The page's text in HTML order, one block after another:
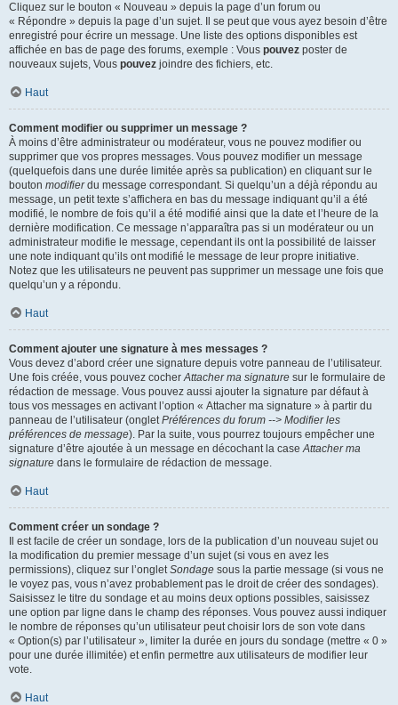
Cliquez sur le bouton « Nouveau » depuis la page d’un forum ou
« Répondre » depuis la page d’un sujet. Il se peut que vous ayez besoin d’être
enregistré pour écrire un message. Une liste des options disponibles est
affichée en bas de page des forums, exemple : Vous pouvez poster de
nouveaux sujets, Vous pouvez joindre des fichiers, etc.
Haut
Comment modifier ou supprimer un message ?
À moins d’être administrateur ou modérateur, vous ne pouvez modifier ou
supprimer que vos propres messages. Vous pouvez modifier un message
(quelquefois dans une durée limitée après sa publication) en cliquant sur le
bouton modifierdu message correspondant. Si quelqu’un a déjà répondu au
message, un petit texte s’affichera en bas du message indiquant qu’il a été
modifié, le nombre de fois qu’il a été modifié ainsi que la date et l’heure de la
dernière modification. Ce message n’apparaîtra pas si un modérateur ou un
administrateur modifie le message, cependant ils ont la possibilité de laisser
une note indiquant qu’ils ont modifié le message de leur propre initiative.
Notez que les utilisateurs ne peuvent pas supprimer un message une fois que
quelqu’un y a répondu.
Haut
Comment ajouter une signature à mes messages ?
Vous devez d’abord créer une signature depuis votre panneau de l’utilisateur.
Une fois créée, vous pouvez cocherAttacher ma signature sur le formulaire de
rédaction de message. Vous pouvez aussi ajouter la signature par défaut à
tous vos messages en activant l’option « Attacher ma signature » à partir du
panneau de l’utilisateur (ongletPréférences du forum --> Modifier les
préférences de message). Par la suite, vous pourrez toujours empêcher une
signature d’être ajoutée à un message en décochant la caseAttacher ma
signature dans le formulaire de rédaction de message.
Haut
Comment créer un sondage ?
Il est facile de créer un sondage, lors de la publication d’un nouveau sujet ou
la modification du premier message d’un sujet (si vous en avez les
permissions), cliquez sur l’ongletSondage sous la partie message (si vous ne
le voyez pas, vous n’avez probablement pas le droit de créer des sondages).
Saisissez le titre du sondage et au moins deux options possibles, saisissez
une option par ligne dans le champ des réponses. Vous pouvez aussi indiquer
le nombre de réponses qu’un utilisateur peut choisir lors de son vote dans
« Option(s) par l’utilisateur », limiter la durée en jours du sondage (mettre « 0 »
pour une durée illimitée) et enfin permettre aux utilisateurs de modifier leur
vote.
Haut